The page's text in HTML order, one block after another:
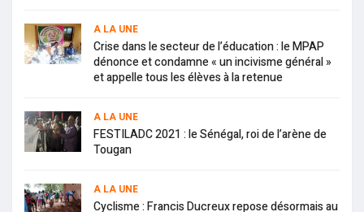
A LA UNE
Crise dans le secteur de l’éducation : le MPAP
dénonce et condamne « un incivisme général »
et appelle tous les élèves à la retenue
A LA UNE
FESTILADC 2021 : le Sénégal, roi de l’arène de
Tougan
A LA UNE
Cyclisme : Francis Ducreux repose désormais au